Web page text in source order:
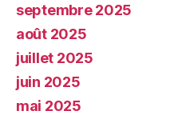
septembre 2025
août 2025
juillet 2025
juin 2025
mai 2025